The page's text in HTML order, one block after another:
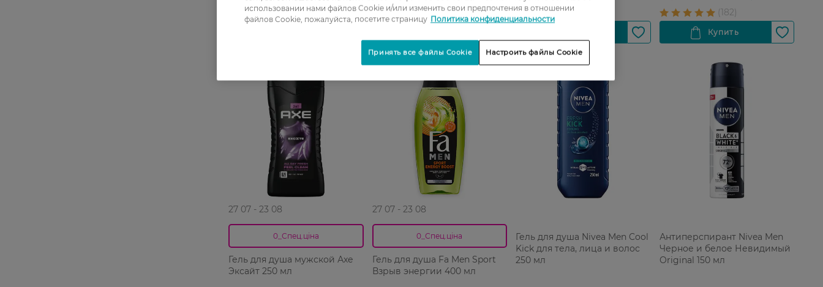
27 07 - 23 08
0_Спец.ціна
Гель для душа мужской Аxe
Эксайт 250 мл
-21%
27 07 - 23 08
0_Спец.ціна
Гель для душа Fa Men Sport
Взрыв энергии 400 мл
Гель для душа Nivea Men Cool
Kick для тела, лица и волос
250 мл
Антиперспирант Nivea Men
Черное и белое Невидимый
Original 150 мл
использовании нами файлов Cookie и/или изменить свои предпочтения в отношении
файлов Cookie, пожалуйста, посетите страницу Политика конфиденциальности
Настроить файлы Cookie
Принять все файлы Cookie